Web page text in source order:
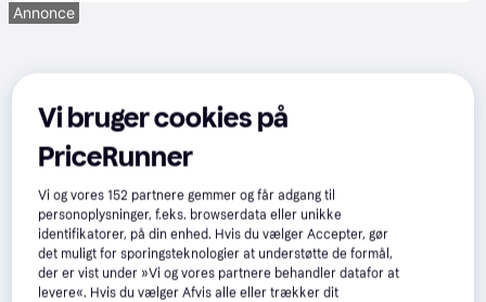
Annonce
Vi bruger cookies på
PriceRunner
Vi og vores152 partnere gemmer og får adgang til
personoplysninger, f.eks. browserdata eller unikke
identifikatorer, på din enhed. Hvis du vælger Accepter, gør
det muligt for sporingsteknologier at understøtte de formål,
der er vist under »Vi og vores partnere behandler datafor at
levere«. Hvis du vælger Afvis alle eller trækker dit